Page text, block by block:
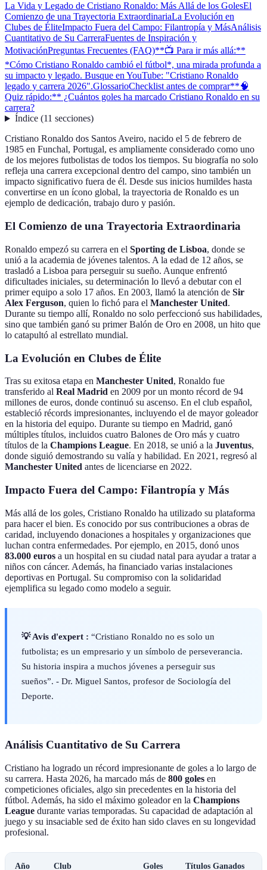
La Vida y Legado de Cristiano Ronaldo: Más Allá de los GolesEl
Comienzo de una Trayectoria ExtraordinariaLa Evolución en
Clubes de ÉliteImpacto Fuera del Campo: Filantropía y MásAnálisis
Cuantitativo de Su CarreraFuentes de Inspiración y
MotivaciónPreguntas Frecuentes (FAQ)**📺 Para ir más allá:**
*Cómo Cristiano Ronaldo cambió el fútbol*, una mirada profunda a
su impacto y legado. Busque en YouTube: "Cristiano Ronaldo
legado y carrera 2026".GlossarioChecklist antes de comprar**🧠
Quiz rápido:** ¿Cuántos goles ha marcado Cristiano Ronaldo en su
carrera?
Índice(11 secciones)
Cristiano Ronaldo dos Santos Aveiro, nacido el 5 de febrero de
1985 en Funchal, Portugal, es ampliamente considerado como uno
de los mejores futbolistas de todos los tiempos. Su biografía no solo
refleja una carrera excepcional dentro del campo, sino también un
impacto significativo fuera de él. Desde sus inicios humildes hasta
convertirse en un ícono global, la trayectoria de Ronaldo es un
ejemplo de dedicación, trabajo duro y pasión.
El Comienzo de una Trayectoria Extraordinaria
Ronaldo empezó su carrera en el Sporting de Lisboa, donde se
unió a la academia de jóvenes talentos. A la edad de 12 años, se
trasladó a Lisboa para perseguir su sueño. Aunque enfrentó
dificultades iniciales, su determinación lo llevó a debutar con el
primer equipo a solo 17 años. En 2003, llamó la atención de Sir
Alex Ferguson, quien lo fichó para el Manchester United.
Durante su tiempo allí, Ronaldo no solo perfeccionó sus habilidades,
sino que también ganó su primer Balón de Oro en 2008, un hito que
lo catapultó al estrellato mundial.
La Evolución en Clubes de Élite
Tras su exitosa etapa en Manchester United, Ronaldo fue
transferido al Real Madrid en 2009 por un monto récord de 94
millones de euros, donde continuó su ascenso. En el club español,
estableció récords impresionantes, incluyendo el de mayor goleador
en la historia del equipo. Durante su tiempo en Madrid, ganó
múltiples títulos, incluidos cuatro Balones de Oro más y cuatro
títulos de la Champions League. En 2018, se unió a la Juventus,
donde siguió demostrando su valía y habilidad. En 2021, regresó al
Manchester United antes de licenciarse en 2022.
Impacto Fuera del Campo: Filantropía y Más
Más allá de los goles, Cristiano Ronaldo ha utilizado su plataforma
para hacer el bien. Es conocido por sus contribuciones a obras de
caridad, incluyendo donaciones a hospitales y organizaciones que
luchan contra enfermedades. Por ejemplo, en 2015, donó unos
83.000 euros a un hospital en su ciudad natal para ayudar a tratar a
niños con cáncer. Además, ha financiado varias instalaciones
deportivas en Portugal. Su compromiso con la solidaridad
ejemplifica su legado como modelo a seguir.
💡 Avis d'expert : “Cristiano Ronaldo no es solo un
futbolista; es un empresario y un símbolo de perseverancia.
Su historia inspira a muchos jóvenes a perseguir sus
sueños”. - Dr. Miguel Santos, profesor de Sociología del
Deporte.
Análisis Cuantitativo de Su Carrera
Cristiano ha logrado un récord impresionante de goles a lo largo de
su carrera. Hasta 2026, ha marcado más de 800 goles en
competiciones oficiales, algo sin precedentes en la historia del
fútbol. Además, ha sido el máximo goleador en la Champions
League durante varias temporadas. Su capacidad de adaptación al
juego y su insaciable sed de éxito han sido claves en su longevidad
profesional.
Año Club Goles Títulos Ganados